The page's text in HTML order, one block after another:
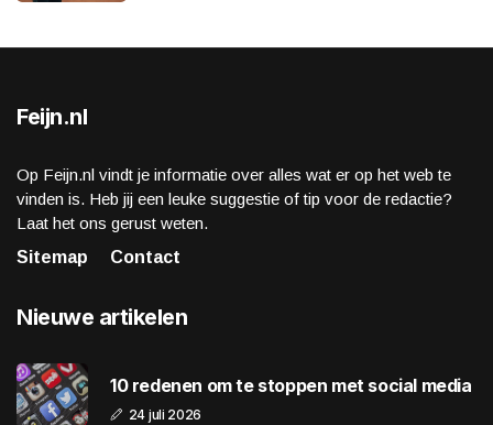
Feijn.nl
Op Feijn.nl vindt je informatie over alles wat er op het web te
vinden is. Heb jij een leuke suggestie of tip voor de redactie?
Laat het ons gerust weten.
Sitemap
Contact
Nieuwe artikelen
10 redenen om te stoppen met social media
24 juli 2026